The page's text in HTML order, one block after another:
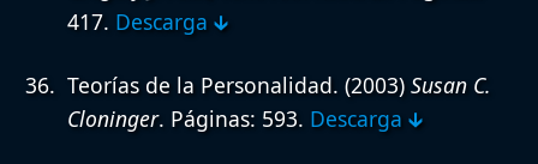
417. Descarga 🡳
Teorías de la Personalidad. (2003) Susan C.
Cloninger. Páginas: 593. Descarga 🡳